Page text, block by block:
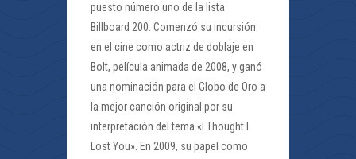
puesto número uno de la lista
Billboard 200. Comenzó su incursión
en el cine como actriz de doblaje en
Bolt, película animada de 2008, y ganó
una nominación para el Globo de Oro a
la mejor canción original por su
interpretación del tema «I Thought I
Lost You». En 2009, su papel como